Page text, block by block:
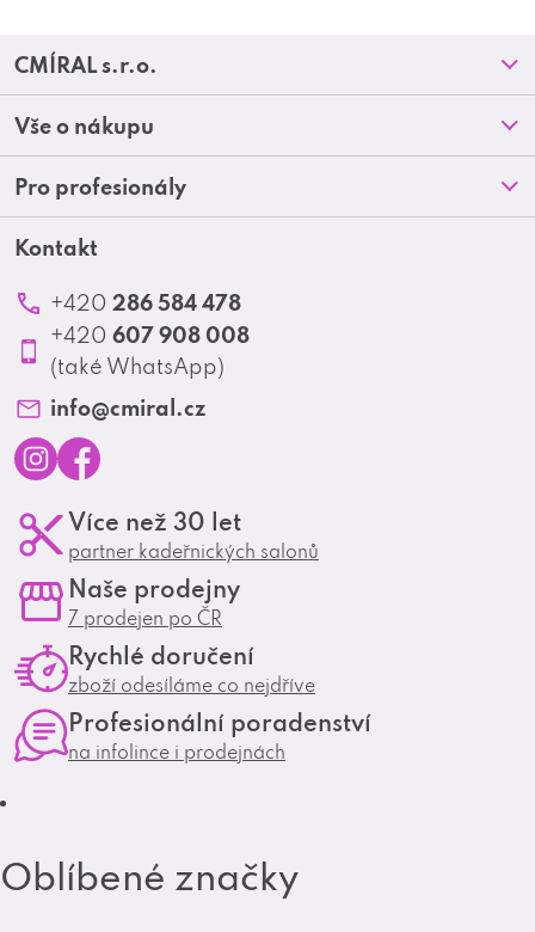
Z
á
p
a
CMÍRAL s.r.o.
Prodejny
O nás
Blog
Kontakt
Vše o nákupu
Doprava a platba
Obchodní podmínky
Reklamace a vrácení zboží
Ochrana osobních údajů
Pro profesionály
Akční letáky
Produktové katalogy
Profesionální spolupráce
Matrix Club
Kontakt
+420 286 584 478
+420 607 908 008
(také WhatsApp)
info@cmiral.cz
n
s
g
a
m
a
e
o
o
k
Více než 30 let
partner kadeřnických salonů
Naše prodejny
7 prodejen po ČR
Rychlé doručení
zboží odesíláme co nejdříve
Profesionální poradenství
na infolince i prodejnách
Oblíbené značky